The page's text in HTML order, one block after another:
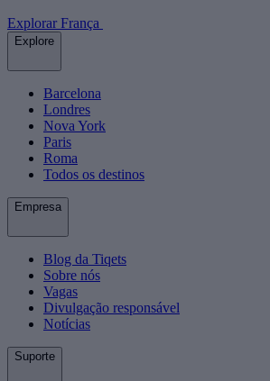
Explorar França
Explore
Barcelona
Londres
Nova York
Paris
Roma
Todos os destinos
Empresa
Blog da Tiqets
Sobre nós
Vagas
Divulgação responsável
Notícias
Suporte